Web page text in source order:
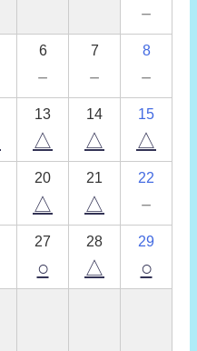
－
6
－
7
－
8
－
13
△
14
△
15
△
20
△
21
△
22
－
27
○
28
△
29
○